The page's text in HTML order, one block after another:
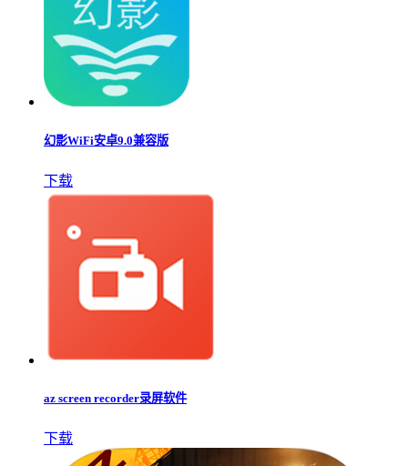
幻影WiFi安卓9.0兼容版
下载
az screen recorder录屏软件
下载